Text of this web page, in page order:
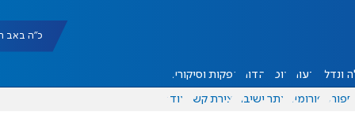
כ"ה באב תשפ"ו
ונדל"ן דעות אוכל יהדות הפקות וסיקורים
ספורט פורומים אתר ישיבה יצירת קשר עוד